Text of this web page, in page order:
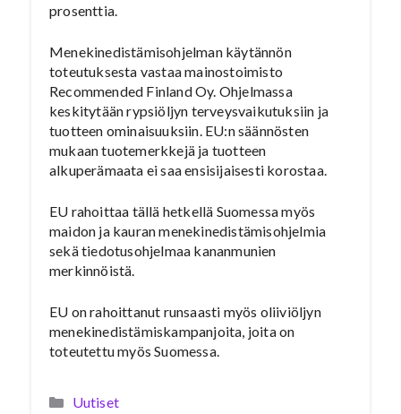
prosenttia.
Menekinedistämisohjelman käytännön
toteutuksesta vastaa mainostoimisto
Recommended Finland Oy. Ohjelmassa
keskitytään rypsiöljyn terveysvaikutuksiin ja
tuotteen ominaisuuksiin. EU:n säännösten
mukaan tuotemerkkejä ja tuotteen
alkuperämaata ei saa ensisijaisesti korostaa.
EU rahoittaa tällä hetkellä Suomessa myös
maidon ja kauran menekinedistämisohjelmia
sekä tiedotusohjelmaa kananmunien
merkinnöistä.
EU on rahoittanut runsaasti myös oliiviöljyn
menekinedistämiskampanjoita, joita on
toteutettu myös Suomessa.
Kategoriat
Uutiset